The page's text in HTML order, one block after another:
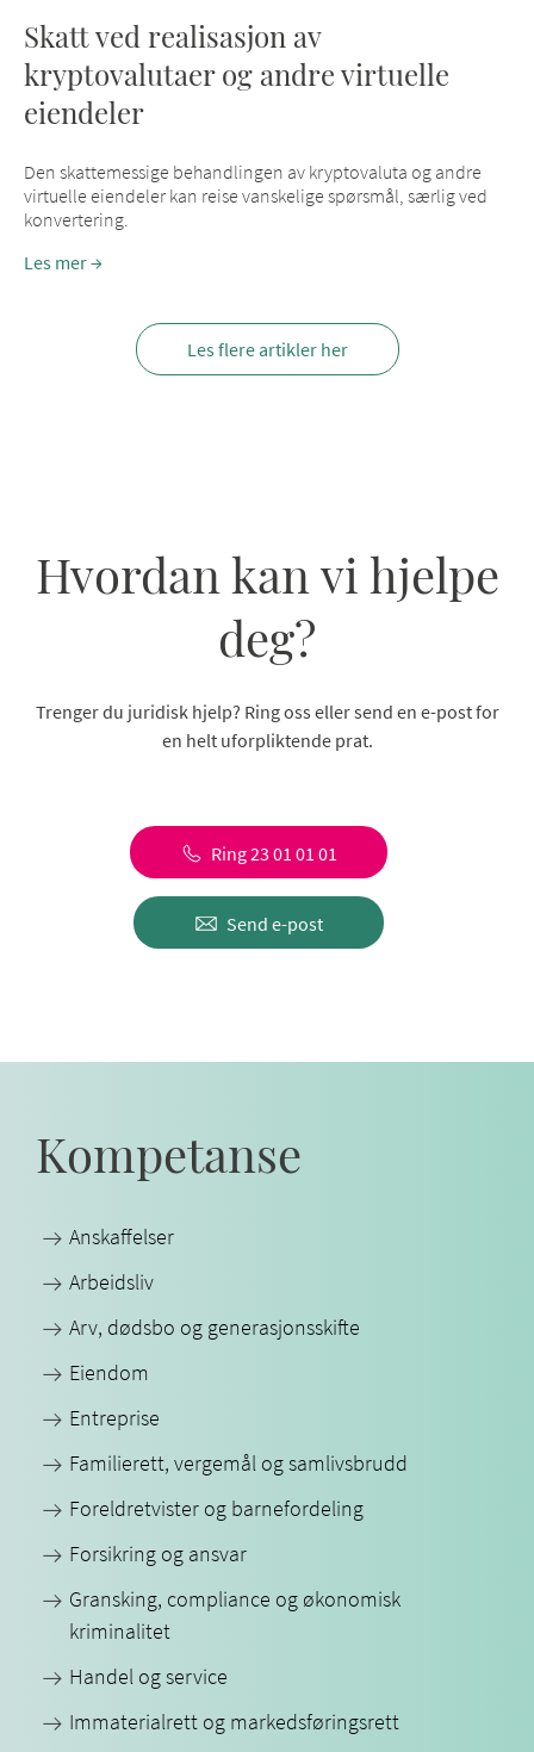
Skatt ved realisasjon av
kryptovalutaer og andre virtuelle
eiendeler
Den skattemessige behandlingen av kryptovaluta og andre
virtuelle eiendeler kan reise vanskelige spørsmål, særlig ved
konvertering.
Les mer
Les flere artikler her
Hvordan kan vi hjelpe
deg?
Trenger du juridisk hjelp? Ring oss eller send en e-post for
en helt uforpliktende prat.
Ring 23 01 01 01
Send e-post
Kompetanse
Anskaffelser
Arbeidsliv
Arv, dødsbo og generasjonsskifte
Eiendom
Entreprise
Familierett, vergemål og samlivsbrudd
Foreldretvister og barnefordeling
Forsikring og ansvar
Gransking, compliance og økonomisk
kriminalitet
Handel og service
Immaterialrett og markedsføringsrett